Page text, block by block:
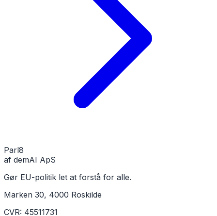
Parl8
af demAI ApS
Gør EU-politik let at forstå for alle.
Marken 30, 4000 Roskilde
CVR: 45511731